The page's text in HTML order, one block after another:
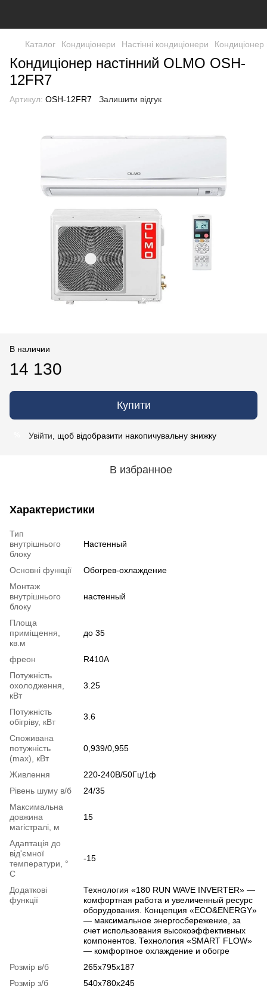
Каталог Кондиціонери Настінні кондиціонери
Кондиціонер настінний OLMO OSH-
12FR7
Артикул: OSH-12FR7 Залишити відгук
В наличии
14 130
Купити
Увійти , щоб відобразити накопичувальну знижку
В избранное
Характеристики
Тип
внутрішнього
блоку
Настенный
Основні функції
Обогрев-охлаждение
Монтаж
внутрішнього
блоку
настенный
Площа
приміщення,
кв.м
до 35
фреон
R410A
Потужність
охолодження,
кВт
3.25
Потужність
обігріву, кВт
3.6
Споживана
потужність
(max), кВт
0,939/0,955
Живлення
220-240В/50Гц/1ф
Рівень шуму в/б
24/35
Максимальна
довжина
магістралі, м
15
Адаптація до
від'ємної
температури, °
C
-15
Додаткові
функції
Технология «180 RUN WAVE INVERTER» —
комфортная работа и увеличенный ресурс
оборудования. Концепция «ECO&ENERGY»
— максимальное энергосбережение, за
счет использования высокоэффективных
компонентов. Технология «SMART FLOW»
— комфортное охлаждение и обогре
Розмір в/б
265x795x187
Розмір з/б
540x780x245